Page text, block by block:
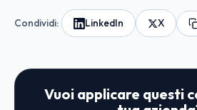
Condividi: LinkedIn X
Vuoi applicare questi